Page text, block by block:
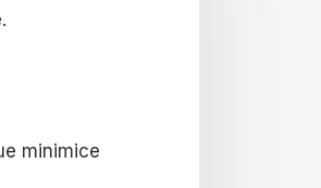
minimice